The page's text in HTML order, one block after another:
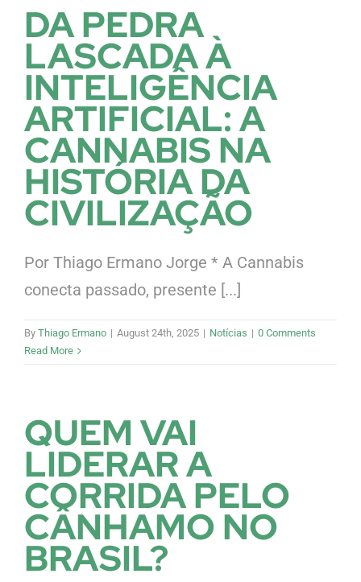
DA PEDRA
LASCADA À
INTELIGÊNCIA
ARTIFICIAL: A
CANNABIS NA
HISTÓRIA DA
CIVILIZAÇÃO
Por Thiago Ermano Jorge * A Cannabis
conecta passado, presente [...]
By Thiago Ermano | August 24th, 2025 | Notícias | 0 Comments
Read More
QUEM VAI
LIDERAR A
CORRIDA PELO
CÂNHAMO NO
BRASIL?